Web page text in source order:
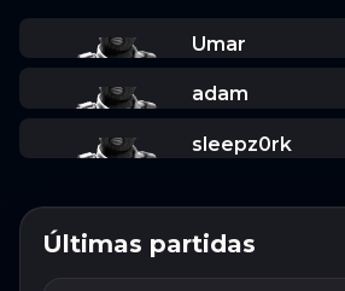
Umar
adam
sleepz0rk
Últimas partidas